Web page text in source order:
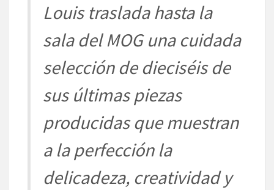
Louis traslada hasta la
sala del MOG una cuidada
selección de dieciséis de
sus últimas piezas
producidas que muestran
a la perfección la
delicadeza, creatividad y